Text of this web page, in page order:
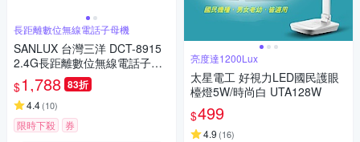
長距離數位無線電話子母機
SANLUX 台灣三洋 DCT-8915
2.4G長距離數位無線電話子母
機
$1,788 83折
4.4(10)
限時下殺 券
亮度達1200Lux
太星電工 好視力LED國民護眼
檯燈5W/時尚白 UTA128W
$499
4.9 (16)